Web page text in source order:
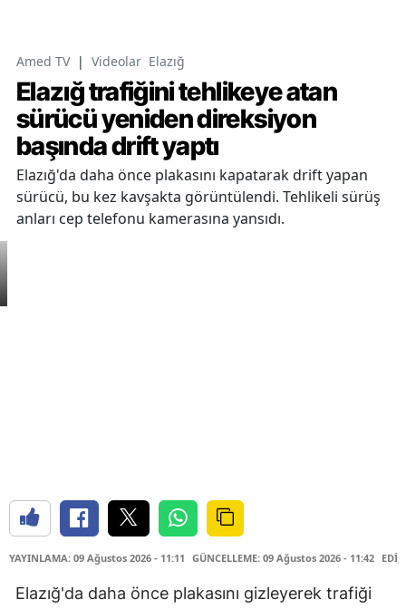
Amed TV | Videolar Elazığ
Elazığ trafiğini tehlikeye atan
sürücü yeniden direksiyon
başında drift yaptı
Elazığ'da daha önce plakasını kapatarak drift yapan
sürücü, bu kez kavşakta görüntülendi. Tehlikeli sürüş
anları cep telefonu kamerasına yansıdı.
YAYINLAMA: 09 Ağustos 2026 - 11:11 GÜNCELLEME: 09 Ağustos 2026 - 11:42
Elazığ'da daha önce plakasını gizleyerek trafiği